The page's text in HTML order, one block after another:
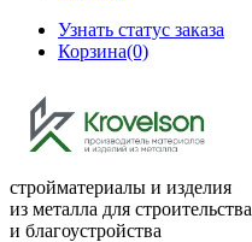
Узнать статус заказа
Корзина(0)
стройматериалы и изделия
из металла для строительства
и благоустройства